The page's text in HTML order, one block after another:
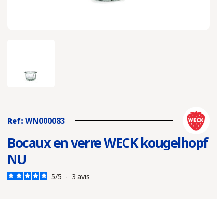
Ref: WN000083
Bocaux en verre WECK kougelhopf
NU
5/5 - 3 avis